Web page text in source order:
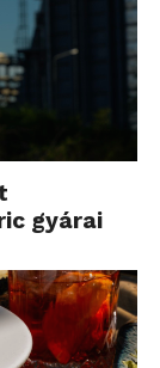
gyárai